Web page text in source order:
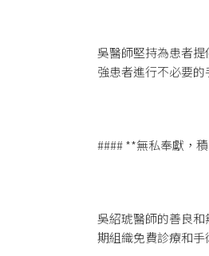
吳醫師堅持為患者
強患者進行不必要
#### **無私奉獻，
吳紹琥醫師的善良
期組織免費診療和